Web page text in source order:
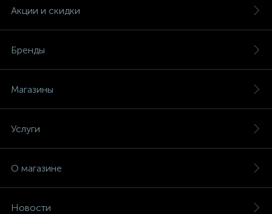
Акции и скидки
Бренды
Магазины
Услуги
О магазине
Новости